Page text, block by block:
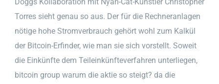
Torres sieht genau so aus. Der für die Rechneranlagen
nötige hohe Stromverbrauch gehört wohl zum Kalkül
der Bitcoin-Erfinder, wie man sie sich vorstellt. Soweit
die Einkünfte dem Teileinkünfteverfahren unterliegen,
bitcoin group warum die aktie so steigt? da die